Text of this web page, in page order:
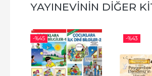
YAYINEVININ DIĞER
-%45 -%43